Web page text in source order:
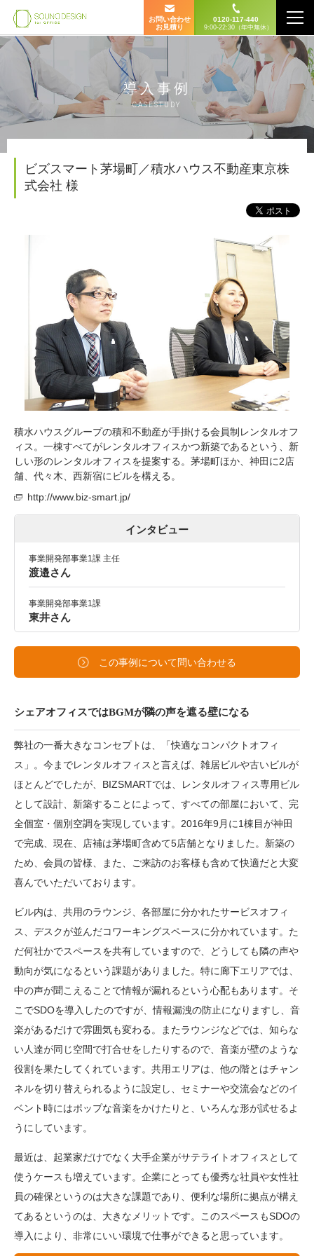
お問い合わせ
お見積り
0120-117-440
9:00-22:30（年中無休）
導入事例
CASESTUDY
ビズスマート茅場町／積水ハウス不動産東京株
式会社 様
積水ハウスグループの積和不動産が手掛ける会員制レンタルオフ
ィス。一棟すべてがレンタルオフィスかつ新築であるという、新
しい形のレンタルオフィスを提案する。茅場町ほか、神田に2店
舗、代々木、西新宿にビルを構える。
http://www.biz-smart.jp/
インタビュー
事業開発部事業1課 主任
渡邉さん
事業開発部事業1課
東井さん
この事例について問い合わせる
シェアオフィスではBGMが隣の声を遮る壁になる
弊社の一番大きなコンセプトは、「快適なコンパクトオフィ
ス」。今までレンタルオフィスと言えば、雑居ビルや古いビルが
ほとんどでしたが、BIZSMARTでは、レンタルオフィス専用ビル
として設計、新築することによって、すべての部屋において、完
全個室・個別空調を実現しています。2016年9月に1棟目が神田
で完成、現在、店補は茅場町含めて5店舗となりました。新築の
ため、会員の皆様、また、ご来訪のお客様も含めて快適だと大変
喜んでいただいております。
ビル内は、共用のラウンジ、各部屋に分かれたサービスオフィ
ス、デスクが並んだコワーキングスペースに分かれています。た
だ何社かでスペースを共有していますので、どうしても隣の声や
動向が気になるという課題がありました。特に廊下エリアでは、
中の声が聞こえることで情報が漏れるという心配もあります。そ
こでSDOを導入したのですが、情報漏洩の防止になりますし、音
楽があるだけで雰囲気も変わる。またラウンジなどでは、知らな
い人達が同じ空間で打合せをしたりするので、音楽が壁のような
役割を果たしてくれています。共用エリアは、他の階とはチャン
ネルを切り替えられるように設定し、セミナーや交流会などのイ
ベント時にはポップな音楽をかけたりと、いろんな形が試せるよ
うにしています。
最近は、起業家だけでなく大手企業がサテライトオフィスとして
使うケースも増えています。企業にとっても優秀な社員や女性社
員の確保というのは大きな課題であり、便利な場所に拠点が構え
てあるというのは、大きなメリットです。このスペースもSDOの
導入により、非常にいい環境で仕事ができると思っています。